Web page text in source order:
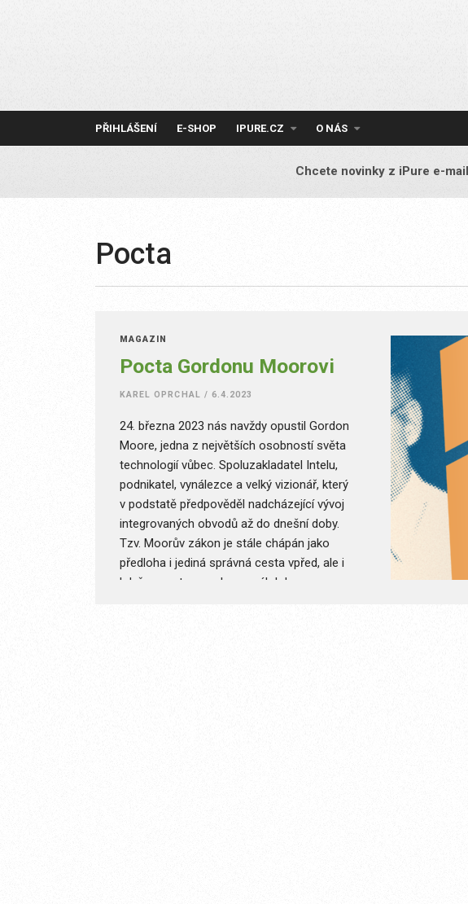
PŘIHLÁŠENÍ E-SHOP IPURE.CZ O NÁS
Chcete novinky z iPure e-
Pocta
MAGAZÍN
Pocta Gordonu Moorovi
KAREL OPRCHAL / 6.4.2023
24. března 2023 nás navždy opustil Gordon
Moore, jedna z největších osobností světa
technologií vůbec. Spoluzakladatel Intelu,
podnikatel, vynálezce a velký vizionář, který
v podstatě předpověděl nadcházející vývoj
integrovaných obvodů až do dnešní doby.
Tzv. Moorův zákon je stále chápán jako
předloha i jediná správná cesta vpřed, ale i
když se na tom v oboru málokdo